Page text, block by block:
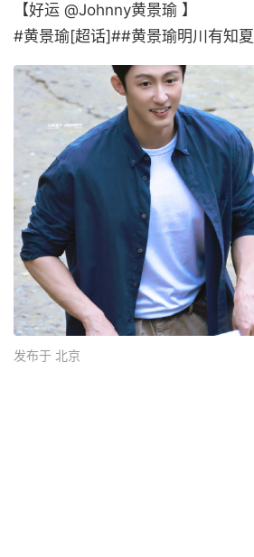
【好运 @Johnny黄景瑜 】
#黄景瑜[超话]##黄景瑜明川有知
发布于 北京